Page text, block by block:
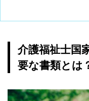
介護福祉士国
要な書類とは